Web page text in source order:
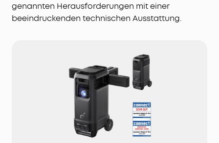
genannten Herausforderungen mit einer
beeindruckenden technischen Ausstattung.